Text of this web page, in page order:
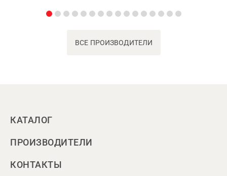
ВСЕ ПРОИЗВОДИТЕЛИ
КАТАЛОГ
ПРОИЗВОДИТЕЛИ
КОНТАКТЫ